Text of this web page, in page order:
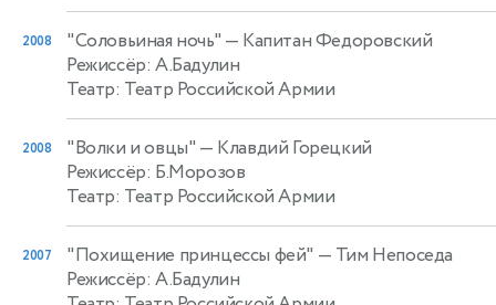
2008 "Соловьиная ночь" — Капитан Федоровский
Режиссёр: А.Бадулин
Театр: Театр Российской Армии
2008 "Волки и овцы" — Клавдий Горецкий
Режиссёр: Б.Морозов
Театр: Театр Российской Армии
2007 "Похищение принцессы фей" — Тим Непоседа
Режиссёр: А.Бадулин